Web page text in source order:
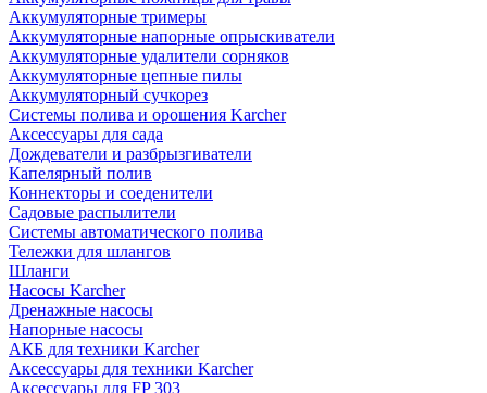
Аккумуляторные тримеры
Аккумуляторные напорные опрыскиватели
Аккумуляторные удалители сорняков
Аккумуляторные цепные пилы
Аккумуляторный сучкорез
Системы полива и орошения Karcher
Аксессуары для сада
Дождеватели и разбрызгиватели
Капелярный полив
Коннекторы и соеденители
Садовые распылители
Системы автоматического полива
Тележки для шлангов
Шланги
Насосы Karcher
Дренажные насосы
Напорные насосы
АКБ для техники Karcher
Аксессуары для техники Karcher
Аксессуары для FP 303